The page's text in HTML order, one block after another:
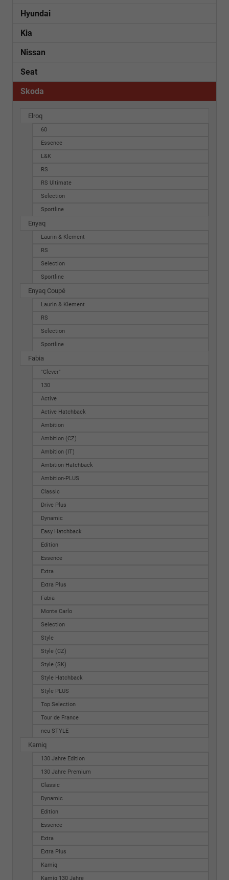
Hyundai
Kia
Nissan
Seat
Skoda
Elroq
60
Essence
L&K
RS
RS Ultimate
Selection
Sportline
Enyaq
Laurin & Klement
RS
Selection
Sportline
Enyaq Coupé
Laurin & Klement
RS
Selection
Sportline
Fabia
"Clever"
130
Active
Active Hatchback
Ambition
Ambition (CZ)
Ambition (IT)
Ambition Hatchback
Ambition-PLUS
Classic
Drive Plus
Dynamic
Easy Hatchback
Edition
Essence
Extra
Extra Plus
Fabia
Monte Carlo
Selection
Style
Style (CZ)
Style (SK)
Style Hatchback
Style PLUS
Top Selection
Tour de France
neu STYLE
Kamiq
130 Jahre Edition
130 Jahre Premium
Classic
Dynamic
Edition
Essence
Extra
Extra Plus
Kamiq
Kamiq 130 Jahre